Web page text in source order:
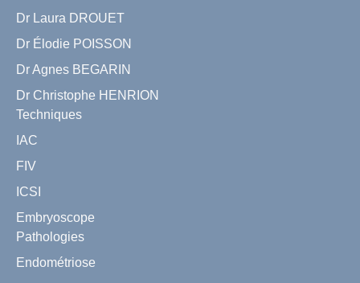
Dr Laura DROUET
Dr Élodie POISSON
Dr Agnes BEGARIN
Dr Christophe HENRION
Techniques
IAC
FIV
ICSI
Embryoscope
Pathologies
Endométriose